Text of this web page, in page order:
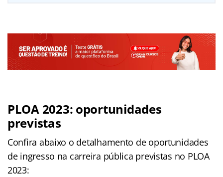
PLOA 2023: oportunidades
previstas
Confira abaixo o detalhamento de oportunidades
de ingresso na carreira pública previstas no PLOA
2023: